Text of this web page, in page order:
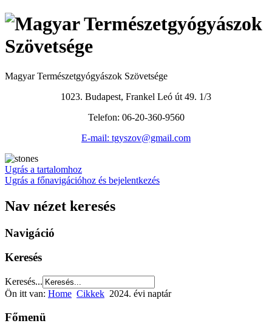
Magyar Természetgyógyászok Szövetsége
1023. Budapest, Frankel Leó út 49. 1/3
Telefon: 06-20-360-9560
E-mail: tgyszov@gmail.com
Ugrás a tartalomhoz
Ugrás a főnavigációhoz és bejelentkezés
Nav nézet keresés
Navigáció
Keresés
Keresés...
Ön itt van: Home Cikkek 2024. évi naptár
Főmenü